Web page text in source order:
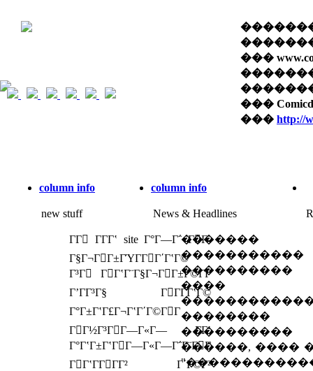
���
�������
���
��� http://
column info
new stuff
ΓΓ ΓΓ­Γʽ site Γ°Γ―Γ΅ ΓΓ­
Γ§Γ¬ΓΓ±ΓΎΓ­ΓΓ΄ΓʽΓ©
Γ³Γ ΓΓʽΓ¨Γ§Γ¬ΓΓ±Γ©Γ­Γ
ΓʼΓΓ³Γ§ ΓΓΓ­ΓʽΓ©
Γ°Γ±ΓʽΓ£Γ¬ΓʽΓ΄Γ©ΓΓ
ΓΓ½Γ³ΓΓ―Γ«Γ― Γ­Γʽ
Γ°ΓʽΓ±ΓʽΓΓ―Γ«Γ―Γ΅Γ¨ΓΓ
ΓΓʽΓ­ΓΓΓ² Γ΄Γ©Γ²
column info
News & Headlines
�������
�����������
����������
����
��������
����������
������, ����